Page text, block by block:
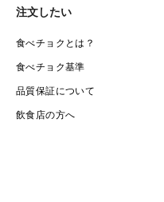
注文したい
食べチョクとは？
食べチョク基準
品質保証について
飲食店の方へ